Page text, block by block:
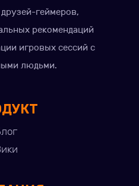
геймеров,
рекомендаций
игровых сессий с
людьми.